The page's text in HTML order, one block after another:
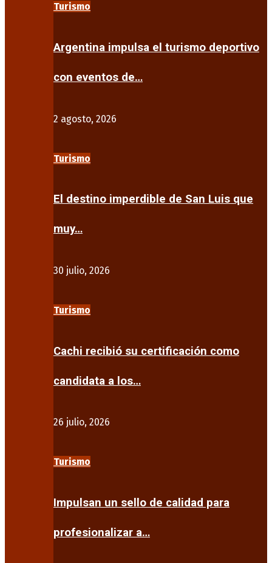
Turismo
Argentina impulsa el turismo deportivo
con eventos de…
2 agosto, 2026
Turismo
El destino imperdible de San Luis que
muy…
30 julio, 2026
Turismo
Cachi recibió su certificación como
candidata a los…
26 julio, 2026
Turismo
Impulsan un sello de calidad para
profesionalizar a…